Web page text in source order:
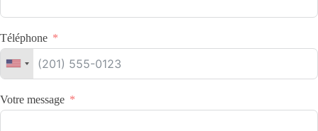
Téléphone
Votre message